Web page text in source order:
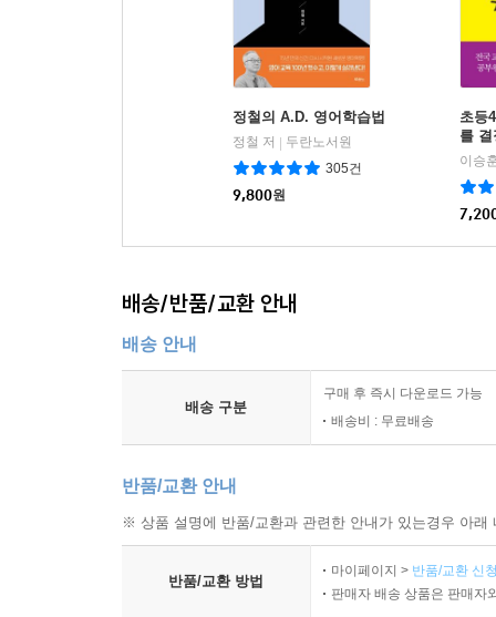
정철의 A.D. 영어학습법
정철 저
두란노서원
305건
9,800원
초등
를
이승
배송/반품/교환 안내
배송 안내
배송 구분
구매 후 즉시 다운로드 가능
배송비 : 무료배송
반품/교환 안내
※ 상품 설명에 반품/교환과 관련한 안내가 있는경우 아
반품/교환 방법
마이페이지 > 반품/교환 신
판매자 배송 상품은 판매자